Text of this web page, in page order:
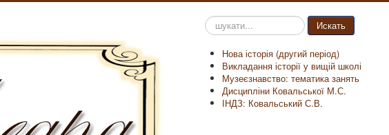
Пошук
на
Искать
Нова історія (другий період)
Викладання історії у вищій школі
Музеєзнавство: тематика занять
Дисципліни Ковальської М.С.
ІНДЗ: Ковальський С.В.